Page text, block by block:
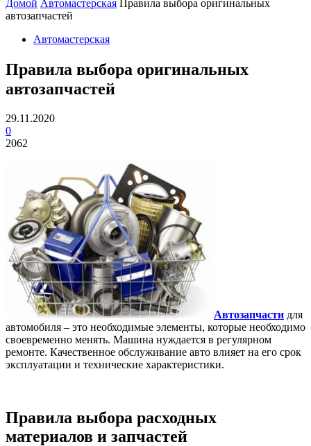
Домой Автомастерская
Правила выбора оригинальных
автозапчастей
Автомастерская
Правила выбора оригинальных
автозапчастей
29.11.2020
0
2062
Автозапчасти для
автомобиля – это необходимые элементы, которые необходимо
своевременно менять. Машина нуждается в регулярном
ремонте. Качественное обслуживание авто влияет на его срок
эксплуатации и технические характеристики.
Правила выбора расходных
материалов и запчастей